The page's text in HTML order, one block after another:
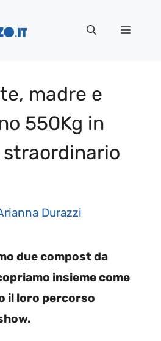
Menu
madre e
550Kg in
Durazzi
due compost da
insieme come
il loro percorso